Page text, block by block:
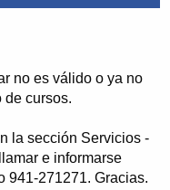
no es válido o ya no
de cursos.
la sección Servicios -
e informarse
941-271271. Gracias.